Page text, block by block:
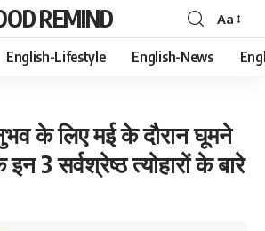
REMIND
Font
Resizer
Aa
English-Lifestyle English-News
के लिए मई के दौरान घूमने
3 सर्वश्रेष्ठ त्योहारों के बारे